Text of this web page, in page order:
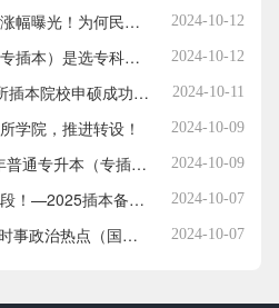
广东近十年插本民办学费涨幅曝光！为何民办学费暴涨如何厉害？ 2024-10-12
选择困难！普通专升本（专插本）是选专科专业？还是跨专业？看看这些建议！ 2024-10-12
更名大学稳啦？广东这3所插本院校申硕成功！考上可在本校读研究生！ 2024-10-11
学院，推进转设！ 2024-10-09
10月还没开始备考2025年普通专升本（专插本）正常吗？有多少人开始了？ 2024-10-09
专插本容易掉队的四个阶段！—2025插本备考注意！ 2024-10-07
建议收藏！2024年9月份时事政治热点（国内+国际） 2024-10-07